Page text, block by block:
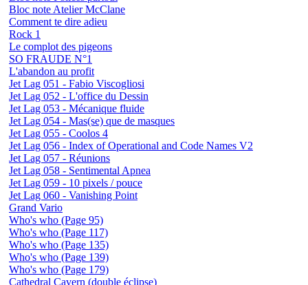
Bloc note Atelier McClane
Comment te dire adieu
Rock 1
Le complot des pigeons
SO FRAUDE N°1
L'abandon au profit
Jet Lag 051 - Fabio Viscogliosi
Jet Lag 052 - L'office du Dessin
Jet Lag 053 - Mécanique fluide
Jet Lag 054 - Mas(se) que de masques
Jet Lag 055 - Coolos 4
Jet Lag 056 - Index of Operational and Code Names V2
Jet Lag 057 - Réunions
Jet Lag 058 - Sentimental Apnea
Jet Lag 059 - 10 pixels / pouce
Jet Lag 060 - Vanishing Point
Grand Vario
Who's who (Page 95)
Who's who (Page 117)
Who's who (Page 135)
Who's who (Page 139)
Who's who (Page 179)
Cathedral Cavern (double éclipse)